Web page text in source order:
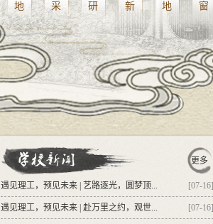
地
采
研
新
地
窗
更多
遇见理工，预见未来 | 艺路逐光，圆梦顶... [07-16]
遇见理工，预见未来 | 赴万里之约，观世... [07-16]